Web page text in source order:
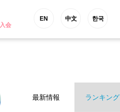
会
EN 中文 한국
最新情報 ランキング